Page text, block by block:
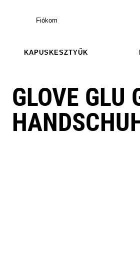
Fiókom
KAPUSKESZTYŰK
GLOVE GLU